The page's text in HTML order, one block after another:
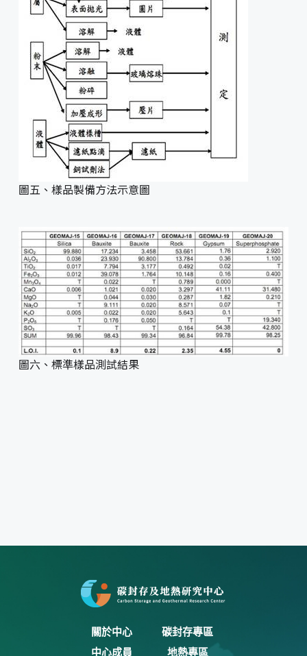
圖五、樣品製備方法示意圖
圖六、標準樣品測試結果
關於中心
中心成員
碳封存專區
地熱專區